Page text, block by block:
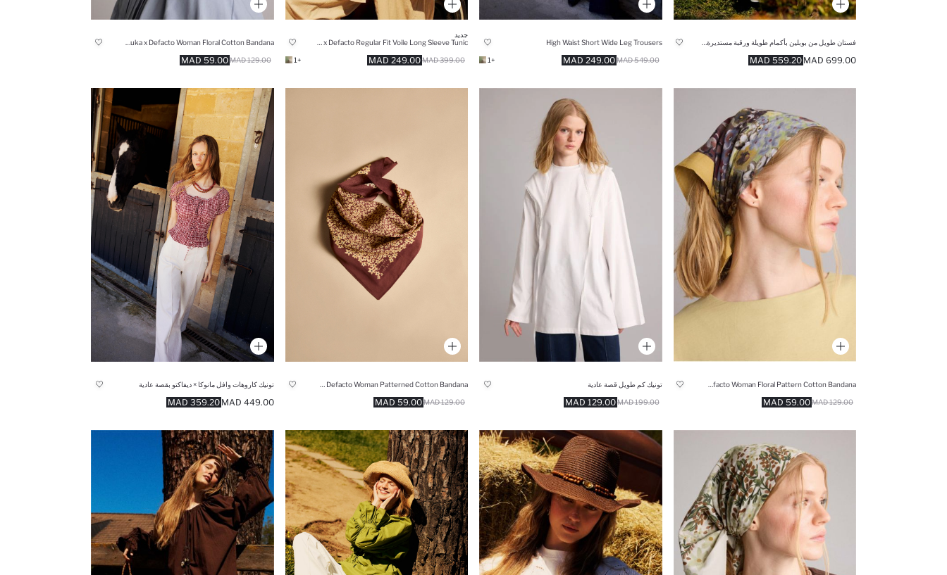
559.20 MAD 699.00 MAD
High Waist Short Wide Leg Trousers
249.00 MAD 549.00 MAD
+1
جديد
249.00 MAD 399.00 MAD
+1
59.00 MAD 129.00 MAD
59.00 MAD 129.00 MAD
تونيك كم طويل قصة عادية
129.00 MAD 199.00 MAD
59.00 MAD 129.00 MAD
تونيك كاروهات وافل مانوكا × ديفاكتو بقصة عادية
359.20 MAD 449.00 MAD